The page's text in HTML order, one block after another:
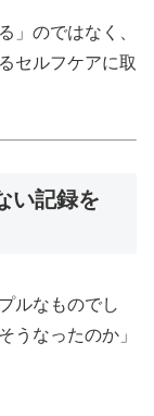
」のではなく、
セルフケアに取
い記録を
ルなものでし
うなったのか」